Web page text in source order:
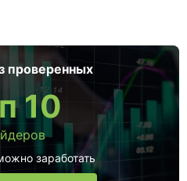
проверенных
10
заработать